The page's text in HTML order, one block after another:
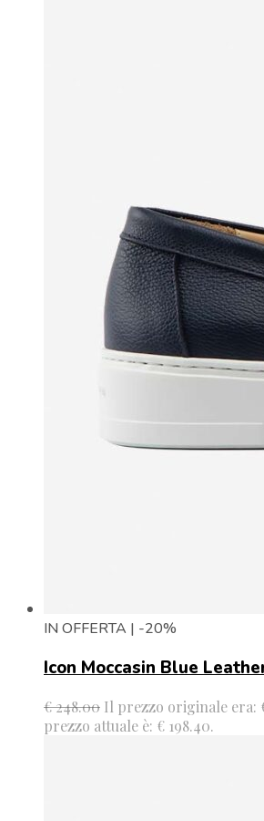
IN OFFERTA | -20%
Icon Moccasin Blue
€248.00 Il prezzo originale era:
prezzo attuale è: € 198.40.